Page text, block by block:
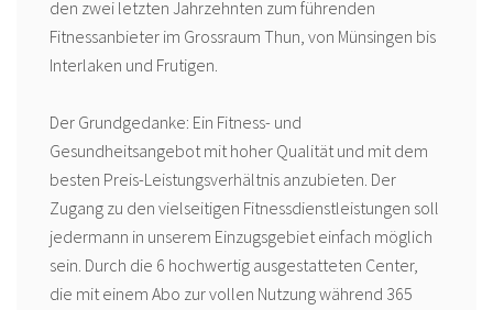
den zwei letzten Jahrzehnten zum führenden
Fitnessanbieter im Grossraum Thun, von Münsingen bis
Interlaken und Frutigen.
Der Grundgedanke: Ein Fitness- und
Gesundheitsangebot mit hoher Qualität und mit dem
besten Preis-Leistungsverhältnis anzubieten. Der
Zugang zu den vielseitigen Fitnessdienstleistungen soll
jedermann in unserem Einzugsgebiet einfach möglich
sein. Durch die 6 hochwertig ausgestatteten Center,
die mit einem Abo zur vollen Nutzung während 365